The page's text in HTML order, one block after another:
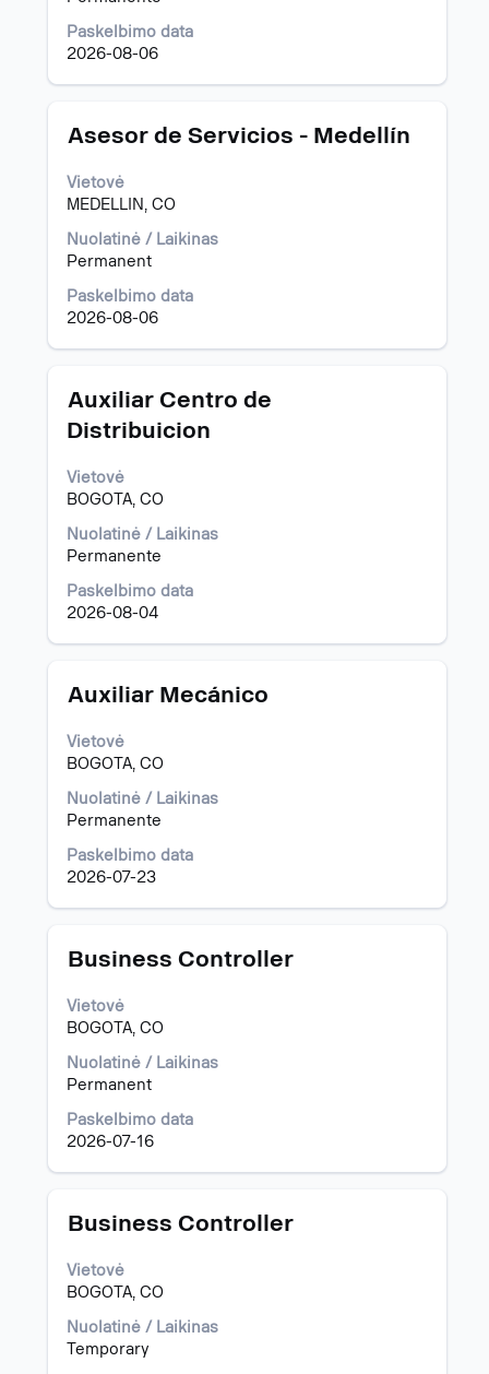
Paskelbimo data
2026-08-06
klavišą.
Pavadinimas
Asesor de Servicios - Medellín
Vietovė
MEDELLIN, CO
Nuolatinė / Laikinas
Permanent
Paskelbimo data
2026-08-06
Norėdami
visą
informaciją
pareigybę,
pasirinkite
tarpo
klavišą.
Pavadinimas
Auxiliar Centro de
Distribuicion
Vietovė
BOGOTA, CO
Nuolatinė / Laikinas
Permanente
Paskelbimo data
2026-08-04
Norėdami
visą
apie
pareigybę,
pasirinkite
spausdami
klavišą.
Pavadinimas
Auxiliar Mecánico
Vietovė
BOGOTA, CO
Nuolatinė / Laikinas
Permanente
Paskelbimo data
2026-07-23
Norėdami
visą
informaciją
pareigybę,
pasirinkite
tarpo
klavišą.
Pavadinimas
Business Controller
Vietovė
BOGOTA, CO
Nuolatinė / Laikinas
Permanent
Paskelbimo data
2026-07-16
Norėdami
visą
informaciją
pareigybę,
pasirinkite
tarpo
klavišą.
Pavadinimas
Business Controller
Vietovė
BOGOTA, CO
Nuolatinė / Laikinas
Temporary
Norėdami
visą
informaciją
pareigybę,
pasirinkite